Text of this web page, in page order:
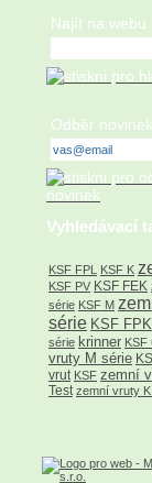
Najít na webu
Odběr
Vyhledávací
KSF FPL KSF K
KSF PV KSF FEK
série KSF M
série KSF FPK
série krinner KSF
vruty M série
vrut KSF zemní
Test zemní vruty